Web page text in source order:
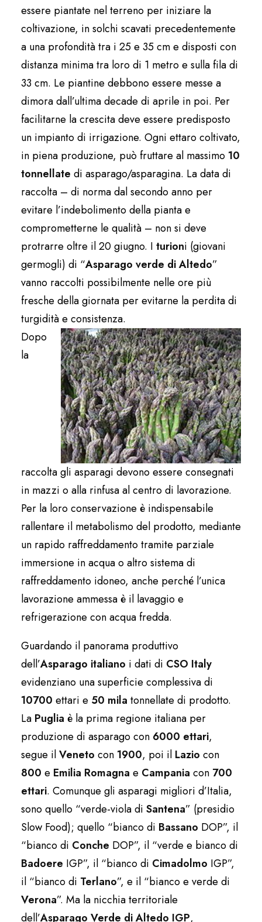
essere piantate nel terreno per iniziare la
coltivazione, in solchi scavati precedentemente
a una profondità tra i 25 e 35 cm e disposti con
distanza minima tra loro di 1 metro e sulla fila di
33 cm. Le piantine debbono essere messe a
dimora dall’ultima decade di aprile in poi. Per
facilitarne la crescita deve essere predisposto
un impianto di irrigazione. Ogni ettaro coltivato,
in piena produzione, può fruttare al massimo 10
tonnellate di asparago/asparagina. La data di
raccolta – di norma dal secondo anno per
evitare l’indebolimento della pianta e
comprometterne le qualità – non si deve
protrarre oltre il 20 giugno. I turioni (giovani
germogli) di “Asparago verde di Altedo”
vanno raccolti possibilmente nelle ore più
fresche della giornata per evitarne la perdita di
turgidità e consistenza.
Dopo
la
raccolta gli asparagi devono essere consegnati
in mazzi o alla rinfusa al centro di lavorazione.
Per la loro conservazione è indispensabile
rallentare il metabolismo del prodotto, mediante
un rapido raffreddamento tramite parziale
immersione in acqua o altro sistema di
raffreddamento idoneo, anche perché l’unica
lavorazione ammessa è il lavaggio e
refrigerazione con acqua fredda.
Guardando il panorama produttivo
dell’Asparago italiano i dati di CSO Italy
evidenziano una superficie complessiva di
10700 ettari e 50 mila tonnellate di prodotto.
La Puglia è la prima regione italiana per
produzione di asparago con 6000 ettari,
segue ilVeneto con 1900, poi il Lazio con
800 e Emilia Romagna e Campania con 700
ettari. Comunque gli asparagi migliori d’Italia,
sono quello “verde-viola di Santena” (presidio
Slow Food); quello “bianco di Bassano DOP”, il
“bianco di Conche DOP”, il “verde e bianco di
Badoere IGP”, il “bianco di Cimadolmo IGP”,
il “bianco di Terlano”, e il “bianco e verde di
Verona”. Ma la nicchia territoriale
dell’Asparago Verde di Altedo IGP,